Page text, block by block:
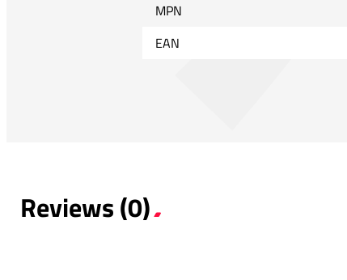
MPN
EAN
Reviews (0)